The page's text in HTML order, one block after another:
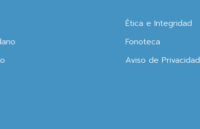
Ética e Integridad
Fonoteca
Aviso de Privacidad